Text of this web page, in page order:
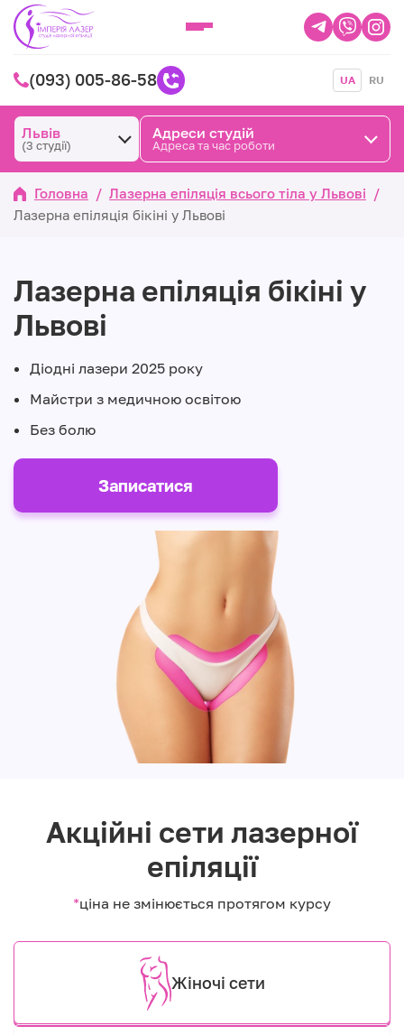
(093) 005-86-58 UA RU
Львів
(3 студії)
Адреси студій
Адреса та час роботи
Головна / Лазерна епіляція всього тіла у Львові
/
Лазерна епіляція бікіні у Львові
Лазерна епіляція бікіні у
Львові
Діодні лазери 2025 року
Майстри з медичною освітою
Без болю
Записатися
Акційні сети лазерної
епіляції
*ціна не змінюється протягом курсу
Жіночі сети